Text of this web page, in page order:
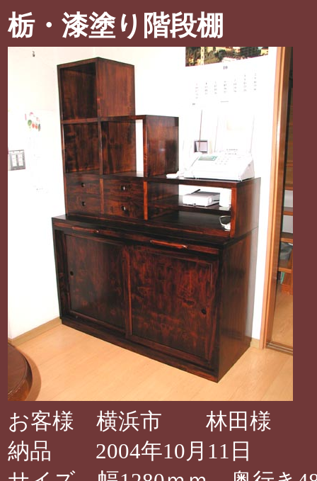
栃・漆塗り階段棚
お客様 横浜市 林田様
納品 2004年10月11日